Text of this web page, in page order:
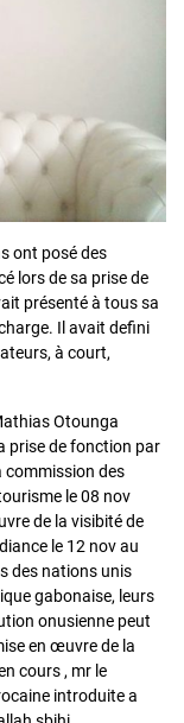
ont posé des
lors de sa prise de
présenté à tous sa
Il avait defini
à court,
Otounga
prise de fonction par
commission des
le 08 nov
de la visibité de
le 12 nov au
des nations unis
gabonaise, leurs
onusienne peut
en œuvre de la
cours , mr le
introduite a